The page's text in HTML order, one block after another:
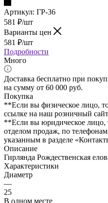
Артикул: ГР-36
581 ₽/шт
Варианты цен
581 ₽/шт
Подробности
Много
Доставка бесплатно при
на сумму от 60 000 руб.
Покупка
**Если вы физическое лицо,
ссылке на наш розничный
**Если вы юридическое лицо,
отделом продаж, по
указанным в разделе
Описание
Гирлянда Рождественская
Характеристики
Диаметр
—
25
В одном месте